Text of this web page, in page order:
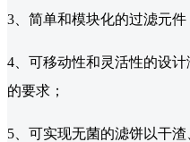
3、简单和模块化的过滤元件
4、可移动性和灵活性的设
的要求；
5、可实现无菌的滤饼以干